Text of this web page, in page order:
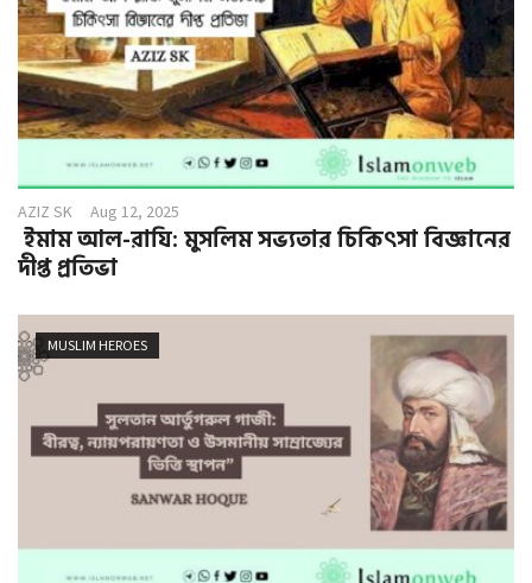
AZIZ SK Aug 12, 2025
ইমাম আল-রাযি: মুসলিম সভ্যতার চিকিৎসা বিজ্ঞানের
দীপ্ত প্রতিভা
MUSLIM HEROES